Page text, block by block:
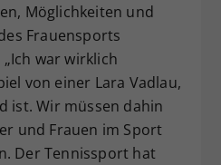
Möglichkeiten und
Frauensports
war wirklich
von einer Lara Vadlau,
ist. Wir müssen dahin
und Frauen im Sport
Der Tennissport hat